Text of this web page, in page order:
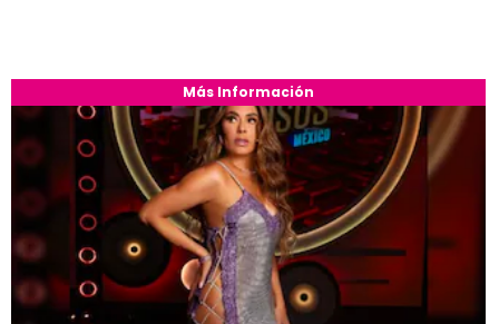
Más Información